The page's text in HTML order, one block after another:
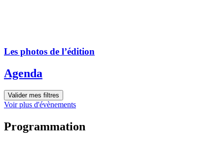
Les photos de l’édition
Agenda
Valider mes filtres
Voir plus d'évènements
Programmation